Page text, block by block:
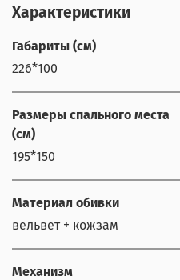
Характеристики
Габариты (см)
226*100
Размеры спального места
(см)
195*150
Материал обивки
вельвет + кожзам
Механизм